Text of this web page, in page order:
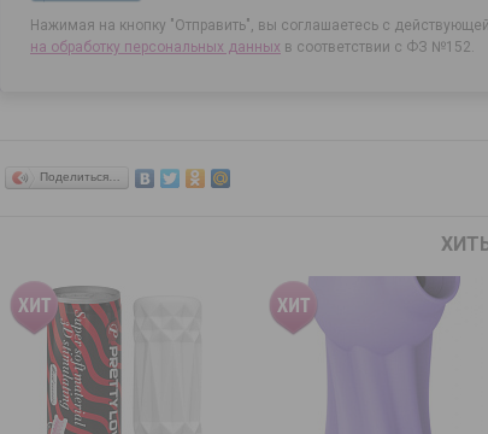
Нажимая на кнопку "Отправить", вы соглашаетесь с
на обработку персональных данных в соответствии с ФЗ №152.
Поделиться…